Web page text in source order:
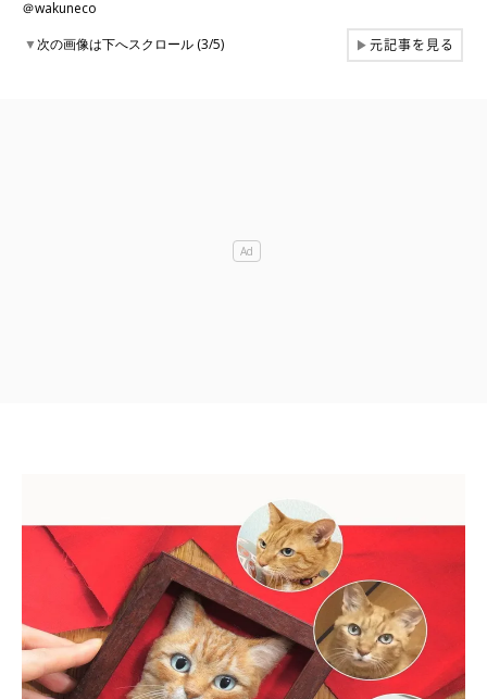
＠wakuneco
▼次の画像は下へスクロール (3/5) ▶元記事を見る